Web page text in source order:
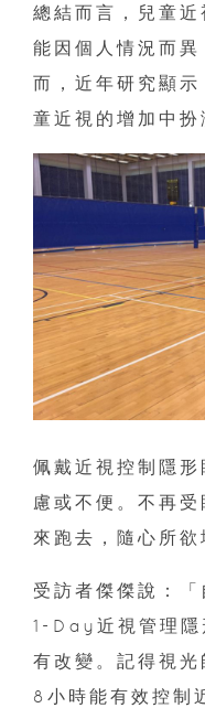
總結而言，兒童
能因個人情況而
而，近年研究顯
童近視的增加中扮
佩戴近視控制隱
慮或不便。不再
來跑去，隨心所
受訪者傑傑說：
1-Day近視管理隱
有改變。記得視
8小時能有效控制